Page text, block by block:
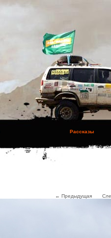
Рассказы
← Предыдущая